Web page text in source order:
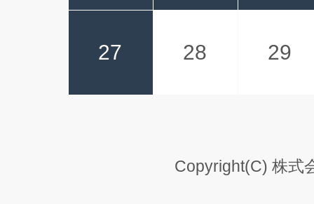
27 28 29
Copyright(C) 株式